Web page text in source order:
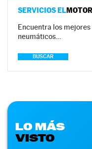
SERVICIOS ELMOTOR
Encuentra los
neumáticos…
BUSCAR
LO MÁS
VISTO